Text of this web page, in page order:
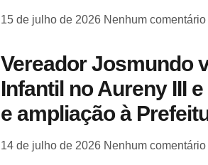
15 de julho de 2026 Nenhum comentário
Vereador Josmundo
Infantil no Aureny III
e ampliação à
14 de julho de 2026 Nenhum comentário